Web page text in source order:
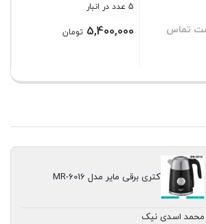
تماس
5 عدد در انبار
5,400,000 تومان
کتری برقی مایر مدل MR-6016
محمد اسدی نیک